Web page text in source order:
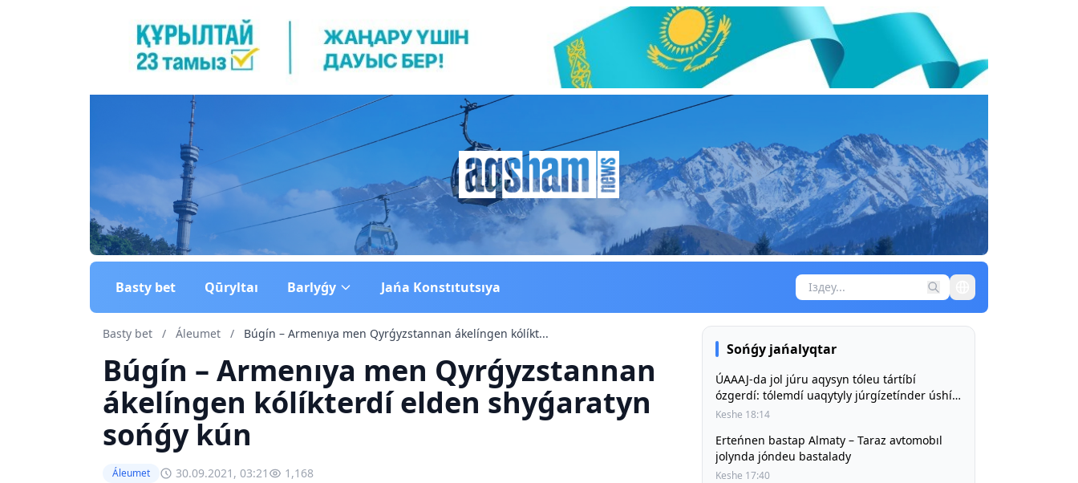
Basty bet Qūryltaı Barlyǵy Jańa Konstıtutsıya
Basty bet / Áleumet / Búgín – Armenıya men Qyrǵyzstannan ákelíngen kólíkt...
Búgín – Armenıya men Qyrǵyzstannan
ákelíngen kólíkterdí elden shyǵaratyn
sońǵy kún
Áleumet 30.09.2021, 03:21 1,168
Sońǵy jańalyqtar
ÚAAAJ-da jol júru aqysyn tóleu tártíbí
ózgerdí: tólemdí uaqytyly júrgízetínder úshín
jol júru qūny būrynǵy deńgeıde saqtalady
Keshe 18:14
Erteńnen bastap Almaty – Taraz avtomobıl
jolynda jóndeu bastalady
Keshe 17:40